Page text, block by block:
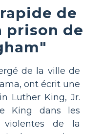
de
prison de
de la ville de
ont écrit une
Luther King, Jr.
King dans les
violentes de la